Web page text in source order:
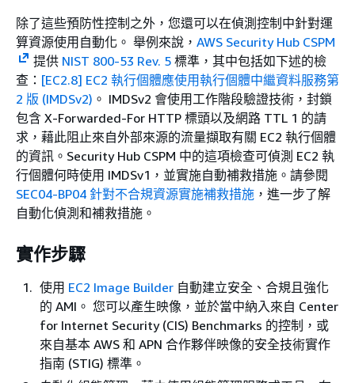
除了這些預防性控制之外，您還可以在偵測控制中針對運
算資源使用自動化。 舉例來說， AWS Security Hub CSPM
提供 NIST 800-53 Rev. 5標準，其中包括如下述的檢
查： [EC2.8] EC2 執行個體應使用執行個體中繼資料服務第
2 版 (IMDSv2) 。 IMDSv2 會使用工作階段驗證技術，封鎖
包含 X-Forwarded-For HTTP 標頭以及網路 TTL 1 的請
求，藉此阻止來自外部來源的流量擷取有關 EC2 執行個體
的資訊。Security Hub CSPM 中的這項檢查可偵測 EC2 執
行個體何時使用 IMDSv1，並實施自動補救措施。請參閱
SEC04-BP04 針對不合規資源實施補救措施 ，進一步了解
自動化偵測和補救措施。
實作步驟
使用 EC2 Image Builder 自動建立安全、合規且強化
的 AMI。 您可以產生映像，並於當中納入來自 Center
for Internet Security (CIS) Benchmarks 的控制，或
來自基本 AWS 和 APN 合作夥伴映像的安全技術實作
指南 (STIG) 標準。